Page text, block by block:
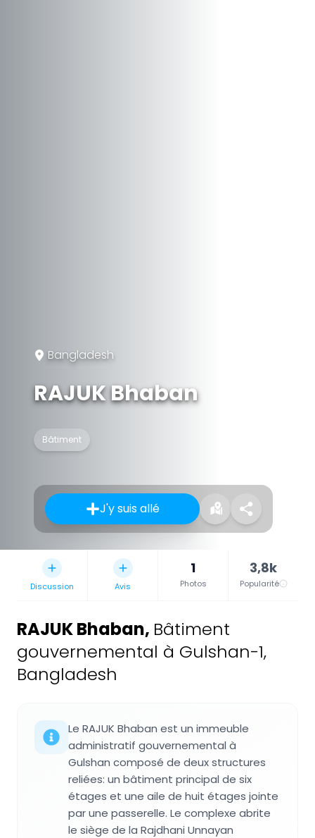
Bangladesh
RAJUK Bhaban
Bâtiment
J'y suis allé
Discussion Avis
1
Photos
3,8k
Popularité
RAJUK Bhaban, Bâtiment
gouvernemental à Gulshan-1,
Bangladesh
Le RAJUK Bhaban est un immeuble
administratif gouvernemental à
Gulshan composé de deux structures
reliées: un bâtiment principal de six
étages et une aile de huit étages jointe
par une passerelle. Le complexe abrite
le siège de la Rajdhani Unnayan